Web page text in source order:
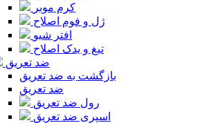
کرم موبر
ژل و فوم اصلاح
افتر شیو
تیغ و یدک اصلاح
ضد تعریق
بازگشت به ضد تعریق
ضد تعریق
رول ضد تعریق
اسپری ضد تعریق